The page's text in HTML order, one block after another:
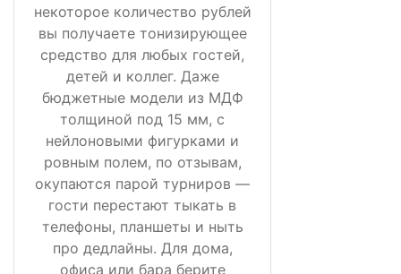
некоторое количество рублей
вы получаете тонизирующее
средство для любых гостей,
детей и коллег. Даже
бюджетные модели из МДФ
толщиной под 15 мм, с
нейлоновыми фигурками и
ровным полем, по отзывам,
окупаются парой турниров —
гости перестают тыкать в
телефоны, планшеты и ныть
про дедлайны. Для дома,
офиса или бара берите